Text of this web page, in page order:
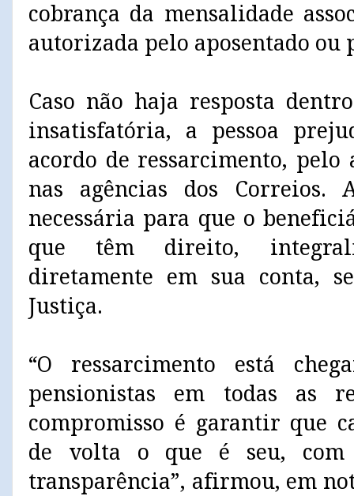
cobrança da mensalidade
autorizada pelo aposentado ou
Caso não haja resposta
insatisfatória, a pessoa
acordo de ressarcimento,
nas agências dos Correios.
necessária para que o
que têm direito,
diretamente em sua conta,
Justiça.
“O ressarcimento está
pensionistas em todas as
compromisso é garantir que
de volta o que é seu, com
transparência”, afirmou, em